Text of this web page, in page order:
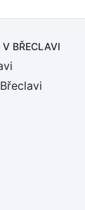
V BŘECLAVI